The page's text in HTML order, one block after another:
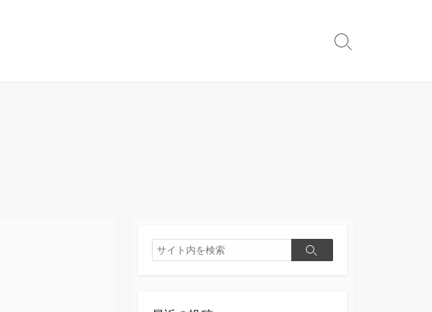
検
検
索
検